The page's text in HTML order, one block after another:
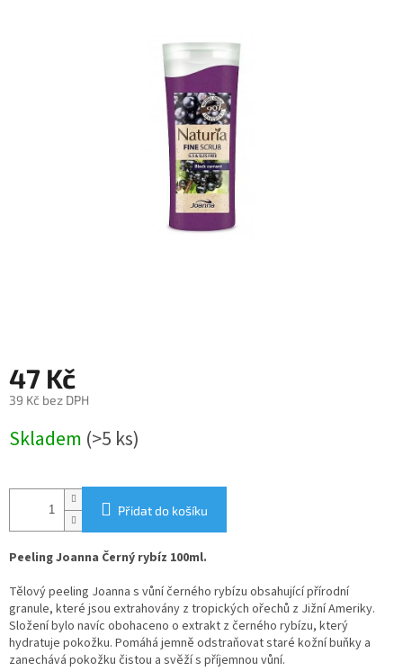
47 Kč
39 Kč bez DPH
cena:
Skladem (>5 ks)
Přidat do košíku
Peeling Joanna Černý rybíz 100ml.
Tělový peeling Joanna s vůní černého rybízu obsahující přírodní
granule, které jsou extrahovány z tropických ořechů z Jižní Ameriky.
Složení bylo navíc obohaceno o extrakt z černého rybízu, který
hydratuje pokožku. Pomáhá jemně odstraňovat staré kožní buňky a
zanechává pokožku čistou a svěží s příjemnou vůní.